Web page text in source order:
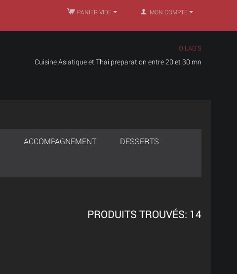
MON COMPTE
PANIER VIDE
O LAO'S
Cuisine Asiatique et Thai preparation entre 20 et 30 mn
ACCOMPAGNEMENT DESSERTS
PRODUITS TROUVÉS: 14